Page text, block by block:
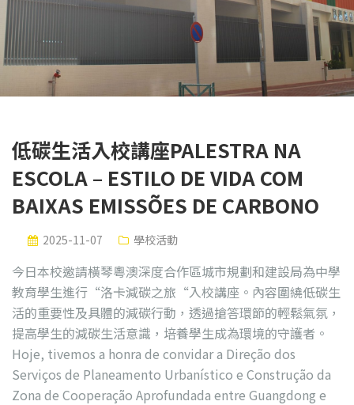
低碳生活入校講座PALESTRA NA
ESCOLA – ESTILO DE VIDA COM
BAIXAS EMISSÕES DE CARBONO
2025-11-07 學校活動
今日本校邀請橫琴粵澳深度合作區城市規劃和建設局為中學
教育學生進行“洛卡減碳之旅“入校講座。內容圍繞低碳生
活的重要性及具體的減碳行動，透過搶答環節的輕鬆氣氛，
提高學生的減碳生活意識，培養學生成為環境的守護者。
Hoje, tivemos a honra de convidar a Direção dos
Serviços de Planeamento Urbanístico e Construção da
Zona de Cooperação Aprofundada entre Guangdong e